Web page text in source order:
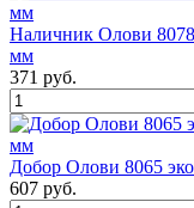
Наличник Олови
мм
371 руб.
Добор Олови 8065
607 руб.